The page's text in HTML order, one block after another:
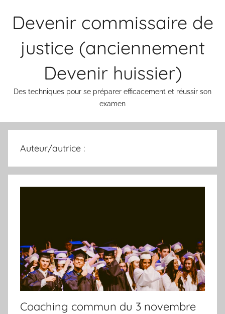
Devenir commissaire de
justice (anciennement
Devenir huissier)
Des techniques pour se préparer efficacement et réussir son
examen
Auteur/autrice :
Coaching commun du 3 novembre